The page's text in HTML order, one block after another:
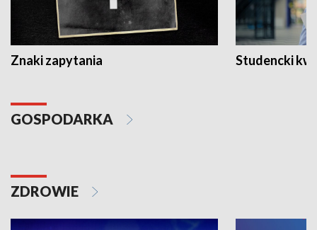
Znaki zapytania Studencki
GOSPODARKA
ZDROWIE